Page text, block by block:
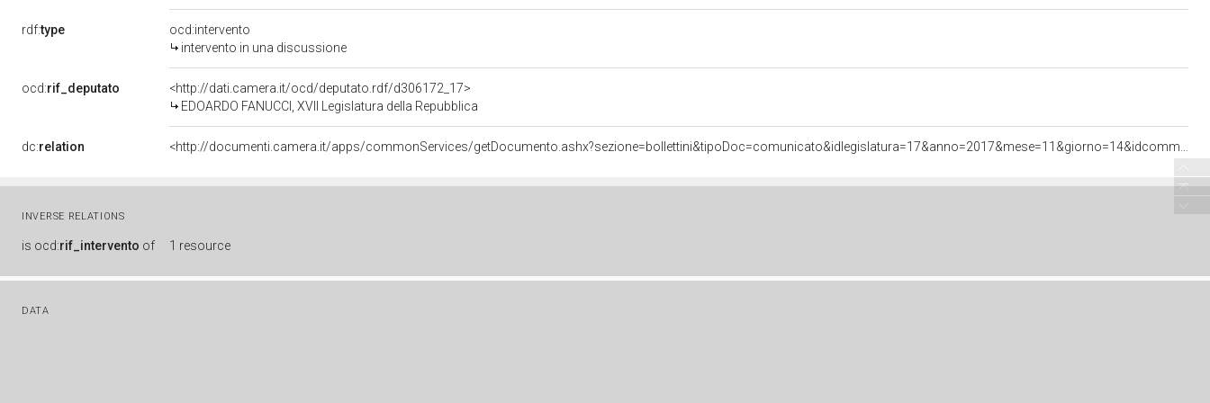
rdf:type
ocd:intervento
intervento in una discussione
ocd:rif_deputato
<http://dati.camera.it/ocd/deputato.rdf/d306172_17>
EDOARDO FANUCCI, XVII Legislatura della Repubblica
dc:relation
INVERSE RELATIONS
is ocd:rif_intervento of 1 resource
DATA